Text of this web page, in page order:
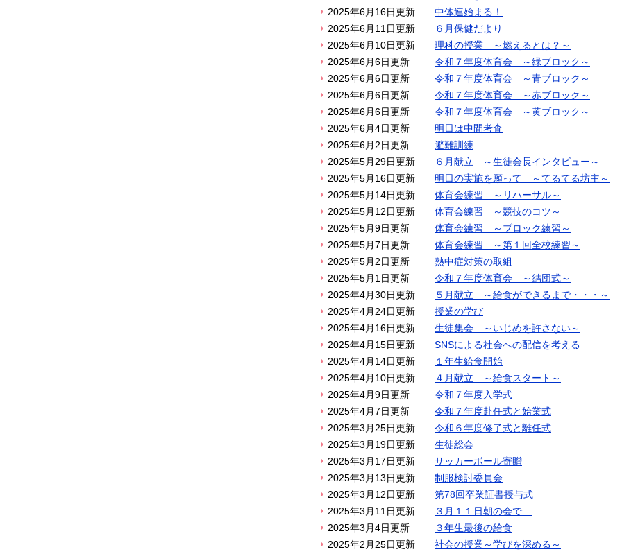
2025年6月16日更新
中体連始まる！
2025年6月11日更新
６月保健だより
2025年6月10日更新
理科の授業 ～燃えるとは？～
2025年6月6日更新
令和７年度体育会 ～緑ブロック～
2025年6月6日更新
令和７年度体育会 ～青ブロック～
2025年6月6日更新
令和７年度体育会 ～赤ブロック～
2025年6月6日更新
令和７年度体育会 ～黄ブロック～
2025年6月4日更新
明日は中間考査
2025年6月2日更新
避難訓練
2025年5月29日更新
６月献立 ～生徒会長インタビュー～
2025年5月16日更新
明日の実施を願って ～てるてる坊主～
2025年5月14日更新
体育会練習 ～リハーサル～
2025年5月12日更新
体育会練習 ～競技のコツ～
2025年5月9日更新
体育会練習 ～ブロック練習～
2025年5月7日更新
体育会練習 ～第１回全校練習～
2025年5月2日更新
熱中症対策の取組
2025年5月1日更新
令和７年度体育会 ～結団式～
2025年4月30日更新
５月献立 ～給食ができるまで・・・～
2025年4月24日更新
授業の学び
2025年4月16日更新
生徒集会 ～いじめを許さない～
2025年4月15日更新
SNSによる社会への配信を考える
2025年4月14日更新
１年生給食開始
2025年4月10日更新
４月献立 ～給食スタート～
2025年4月9日更新
令和７年度入学式
2025年4月7日更新
令和７年度赴任式と始業式
2025年3月25日更新
令和６年度修了式と離任式
2025年3月19日更新
生徒総会
2025年3月17日更新
サッカーボール寄贈
2025年3月13日更新
制服検討委員会
2025年3月12日更新
第78回卒業証書授与式
2025年3月11日更新
３月１１日朝の会で…
2025年3月4日更新
３年生最後の給食
2025年2月25日更新
社会の授業～学びを深める～